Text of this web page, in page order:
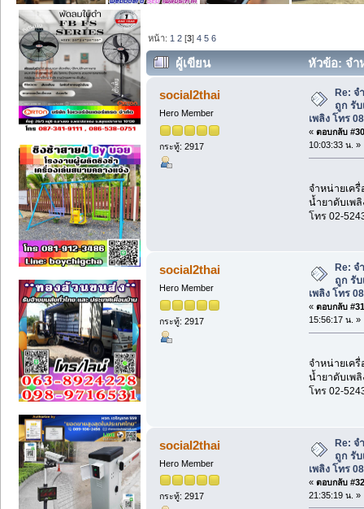
หน้า: 1 2 [3]4 5 6
ผู้เขียน
หัวข้อ: จำ
อบรมดับเพลิง โทร 089-2061016 (อ่าน
social2thai
Hero Member
กระทู้: 2917
Re: จ
ถูก รั
เพลิง โทร
« ตอบกลับ
10:03:33 น. »
จำหน่ายเครื่
น้ำยาดับเพลิ
โทร 02-
social2thai
Hero Member
กระทู้: 2917
Re: จ
ถูก รั
เพลิง โทร
« ตอบกลับ
15:56:17 น. »
จำหน่ายเครื่
น้ำยาดับเพลิ
โทร 02-
social2thai
Hero Member
กระทู้: 2917
Re: จ
ถูก รั
เพลิง โทร
« ตอบกลับ
21:35:19 น. »